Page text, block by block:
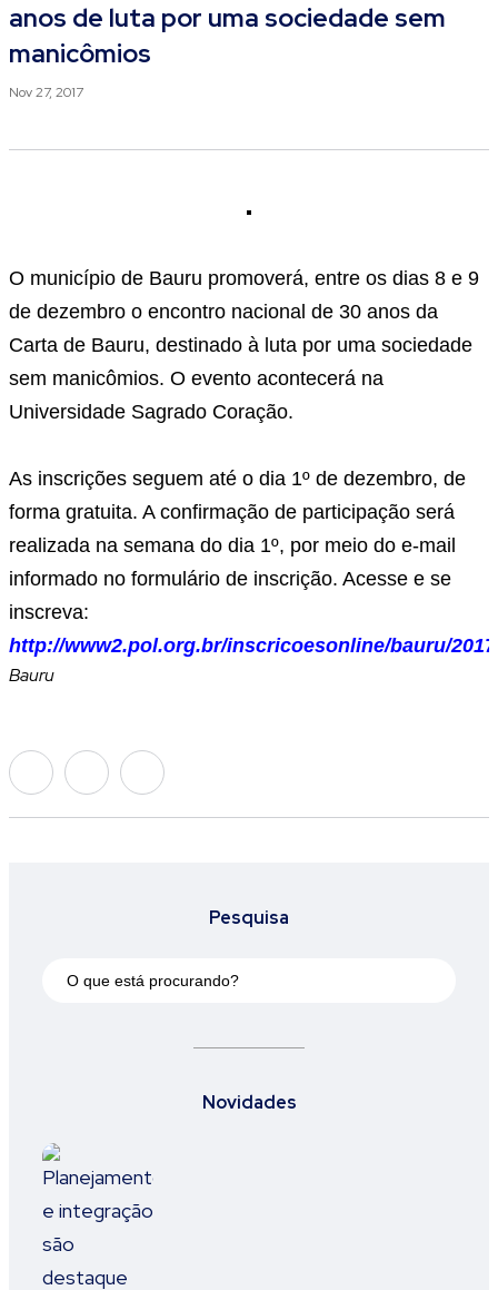
anos de luta por uma sociedade sem
manicômios
Nov 27, 2017
O município de Bauru promoverá, entre os dias 8 e 9
de dezembro o encontro nacional de 30 anos da
Carta de Bauru, destinado à luta por uma sociedade
sem manicômios. O evento acontecerá na
Universidade Sagrado Coração.
As inscrições seguem até o dia 1º de dezembro, de
forma gratuita. A confirmação de participação será
realizada na semana do dia 1º, por meio do e-mail
informado no formulário de inscrição. Acesse e se
inscreva:
http://www2.pol.org.br/inscricoesonline/bauru/2017
Bauru
Pesquisa
Novidades